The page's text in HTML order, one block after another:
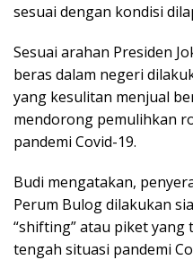
sesuai dengan kondisi
Sesuai arahan Presiden
beras dalam negeri
yang kesulitan menjual
mendorong pemulihkan
pandemi Covid-19.
Budi mengatakan,
Perum Bulog dilakukan
“shifting” atau piket yang
tengah situasi pandemi